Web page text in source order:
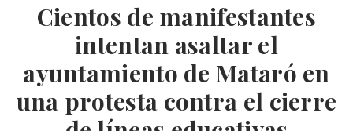
Cientos de manifestantes
intentan asaltar el
ayuntamiento de Mataró en
una protesta contra el cierre